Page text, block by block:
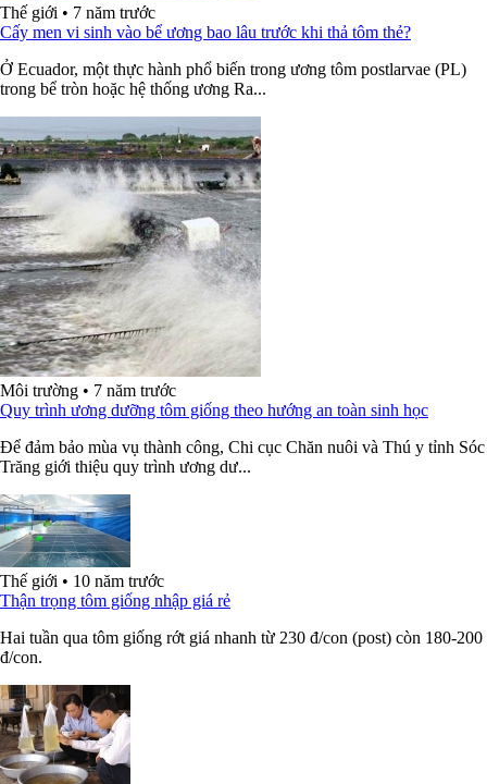
Thế giới • 7 năm trước
Cấy men vi sinh vào bể ương bao lâu trước khi thả tôm thẻ?
Ở Ecuador, một thực hành phổ biến trong ương tôm postlarvae (PL)
trong bể tròn hoặc hệ thống ương Ra...
Môi trường • 7 năm trước
Quy trình ương dưỡng tôm giống theo hướng an toàn sinh học
Để đảm bảo mùa vụ thành công, Chi cục Chăn nuôi và Thú y tỉnh Sóc
Trăng giới thiệu quy trình ương dư...
Thế giới • 10 năm trước
Thận trọng tôm giống nhập giá rẻ
Hai tuần qua tôm giống rớt giá nhanh từ 230 đ/con (post) còn 180-200
đ/con.